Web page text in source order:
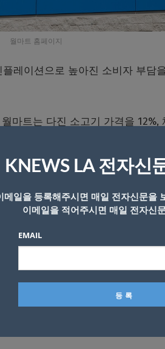
월마트 홈페이지
레이션으로 높아진 소비자 부담
마트는 다진 소고기 가격을 12%,
가량 낮춘 9.97달러에 판매할 예
내리기로 했다.
받았다. 트럼프 대통령은 월마
과감한 방식으로 나서고 있다”
후에는 이번 조치를 “매우 큰 의
략으로 내세워 왔지만, 최근에는
관계자에 따르면 월마트는 관세
하고 체감 물가를 낮추는 데 도움
KNEWS LA 전자신
메일을 등록해주시면 매일 전자신문을
이메일을 적어주시면 매일 전자신
EMAIL